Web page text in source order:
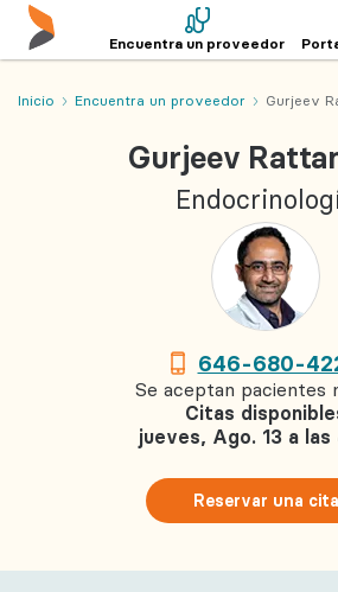
Encuentra un proveedor
Inicio Encuentra un proveedor Gurjeev
Gurjeev
646-680-
Se aceptan pacientes
Citas
jueves, Ago. 13 a las
Reservar una cita